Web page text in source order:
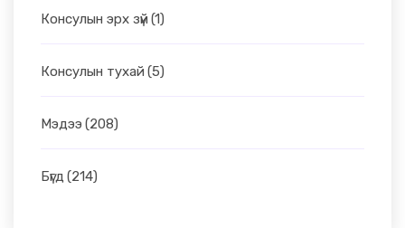
Консулын эрх зүй (1)
Консулын тухай (5)
Мэдээ (208)
Бүгд (214)